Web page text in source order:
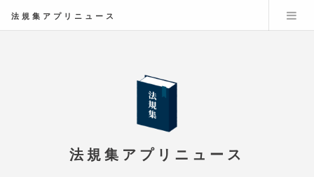
法規集アプリニュース
法規集アプリニュース